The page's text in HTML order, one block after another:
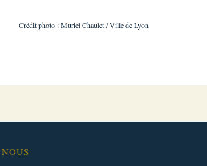
Crédit photo : Muriel Chaulet / Ville de Lyon